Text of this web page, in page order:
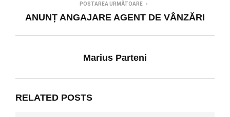
POSTAREA URMĂTOARE
ANUNȚ ANGAJARE AGENT DE VÂNZĂRI
Marius Parteni
RELATED POSTS